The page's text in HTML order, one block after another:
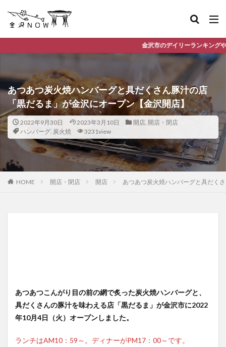
金沢市のデイリーランキングやお得な店舗情報など、公式Lineだけの限定
あつあつ炭火焼ハンバーグと具だくさん豚汁の店
「黒だるま」が金沢にオープン【金沢開店】
2022年9月30日 2023年3月10日 開店, 開店・閉店
ハンバーグ, 炭火焼 3231view
HOME 開店・閉店 開店 あつあつ炭火焼ハンバーグと具だく
あつあつこんがり目の前の網で炙った炭火焼ハンバーグと、
具だくさんの豚汁を味わえる店「黒だるま」が金沢市に2022
年10月4日（火）オープンしました。
ランチはAM10：59～。ディナーがPM17：00～です。